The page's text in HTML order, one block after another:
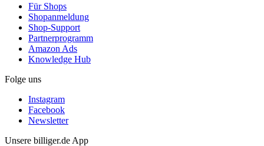
Für Shops
Shopanmeldung
Shop-Support
Partnerprogramm
Amazon Ads
Knowledge Hub
Folge uns
Instagram
Facebook
Newsletter
Unsere billiger.de App